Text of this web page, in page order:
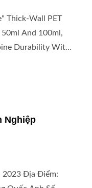
Thick-Wall PET
50ml And 100ml,
Durability With
Breakage.
Is Perfect For
That
Beauty
Nghiệp
2023 Địa Điểm: